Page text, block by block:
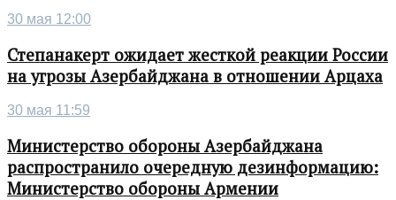
30 мая 12:00
Степанакерт ожидает жесткой реакции России
на угрозы Азербайджана в отношении Арцаха
30 мая 11:59
Министерство обороны Азербайджана
распространило очередную дезинформацию:
Министерство обороны Армении